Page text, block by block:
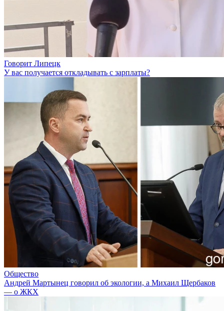
Говорит Липецк
У вас получается откладывать с зарплаты?
Общество
Андрей Мартынец говорил об экологии, а Михаил Щербаков
— о ЖКХ